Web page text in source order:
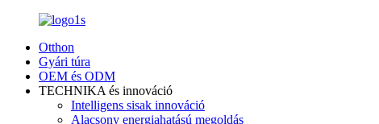
Otthon
Gyári túra
OEM és ODM
TECHNIKA és innováció
Intelligens sisak innováció
Alacsony energiahatású megoldás